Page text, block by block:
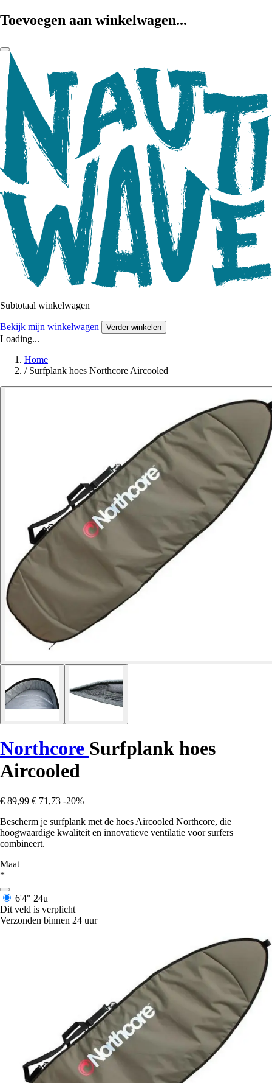
Toevoegen aan winkelwagen...
Subtotaal winkelwagen
Bekijk mijn winkelwagen Verder winkelen
Loading...
Home
/ Surfplank hoes Northcore Aircooled
Northcore Surfplank hoes
Aircooled
€ 89,99 € 71,73 -20%
Bescherm je surfplank met de hoes Aircooled Northcore, die
hoogwaardige kwaliteit en innovatieve ventilatie voor surfers
combineert.
Maat
*
6'4" 24u
Dit veld is verplicht
Verzonden binnen 24 uur